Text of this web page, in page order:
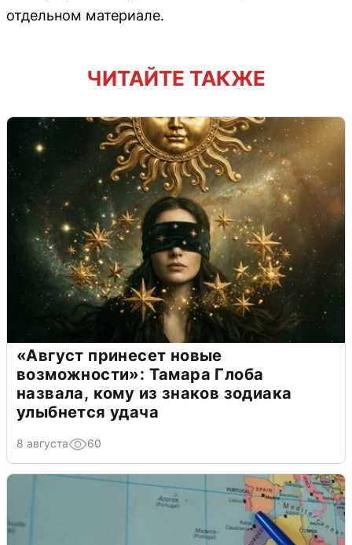
отдельном материале.
ЧИТАЙТЕ ТАКЖЕ
«Август принесет новые
возможности»: Тамара Глоба
назвала, кому из знаков зодиака
улыбнется удача
8 августа 60